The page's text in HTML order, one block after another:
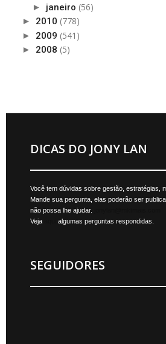
► janeiro (56)
► 2010 (778)
► 2009 (541)
► 2008 (5)
DICAS DO JONY LAN
Você tem dúvidas sobre gestão, estratégias,
Mande sua pergunta, elas poderão ser
não possa lhe ajudar.
Veja
algumas perguntas respondidas.
SEGUIDORES